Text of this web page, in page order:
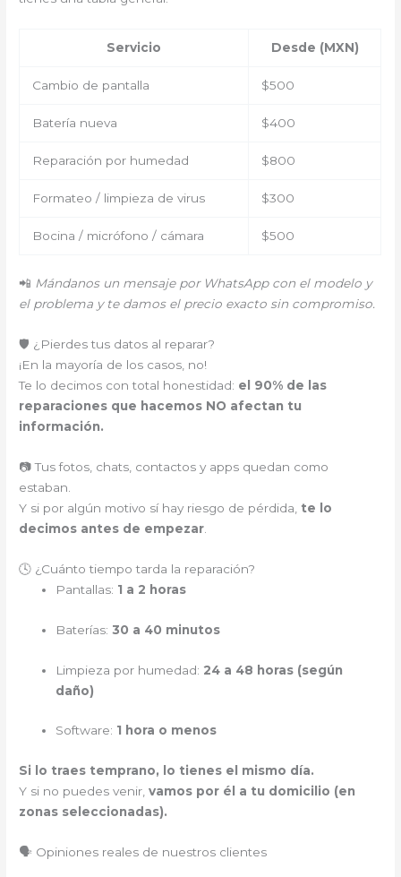
Servicio Desde (MXN)
Cambio de pantalla $500
Batería nueva $400
Reparación por humedad $800
Formateo / limpieza de virus $300
Bocina / micrófono / cámara $500
📲 Mándanos un mensaje por WhatsApp con el modelo y
el problema y te damos el precio exacto sin compromiso.
🛡️ ¿Pierdes tus datos al reparar?
¡En la mayoría de los casos, no!
Te lo decimos con total honestidad: el 90% de las
reparaciones que hacemos NO afectan tu
información.
📷 Tus fotos, chats, contactos y apps quedan como
estaban.
Y si por algún motivo sí hay riesgo de pérdida, te lo
decimos antes de empezar
🕓 ¿Cuánto tiempo tarda la reparación?
Pantallas: 1 a 2 horas
Baterías:30 a 40 minutos
Limpieza por humedad: 24 a 48 horas (según
daño)
Software: 1 hora o menos
Si lo traes temprano, lo tienes el mismo día.
Y si no puedes venir,vamos por él a tu domicilio (en
zonas seleccionadas).
🗣️ Opiniones reales de nuestros clientes